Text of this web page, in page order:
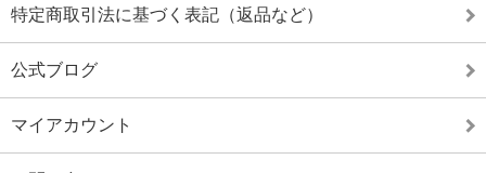
特定商取引法に基づく表記（返品など）
公式ブログ
マイアカウント